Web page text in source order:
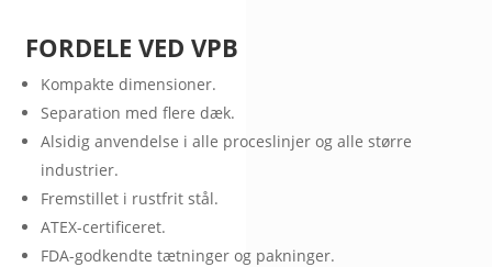
FORDELE VED VPB
Kompakte dimensioner.
Separation med flere dæk.
Alsidig anvendelse i alle proceslinjer og alle større
industrier.
Fremstillet i rustfrit stål.
ATEX-certificeret.
FDA-godkendte tætninger og pakninger.